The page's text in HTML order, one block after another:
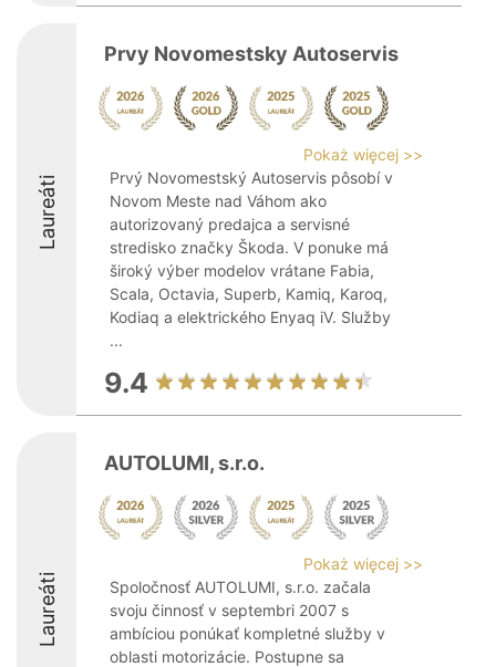
Laureáti
Prvy Novomestsky Autoservis
Pokaż więcej >>
Prvý Novomestský Autoservis pôsobí v
Novom Meste nad Váhom ako
autorizovaný predajca a servisné
stredisko značky Škoda. V ponuke má
široký výber modelov vrátane Fabia,
Scala, Octavia, Superb, Kamiq, Karoq,
Kodiaq a elektrického Enyaq iV. Služby
...
9.4
Laureáti
AUTOLUMI, s.r.o.
Pokaż więcej >>
Spoločnosť AUTOLUMI, s.r.o. začala
svoju činnosť v septembri 2007 s
ambíciou ponúkať kompletné služby v
oblasti motorizácie. Postupne sa